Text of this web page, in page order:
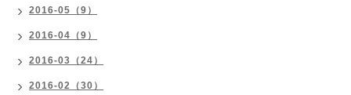
2016-05（9）
2016-04（9）
2016-03（24）
2016-02（30）